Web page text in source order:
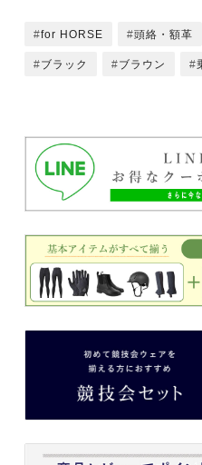
for HORSE 頭絡・額革
ブラック ブラウン